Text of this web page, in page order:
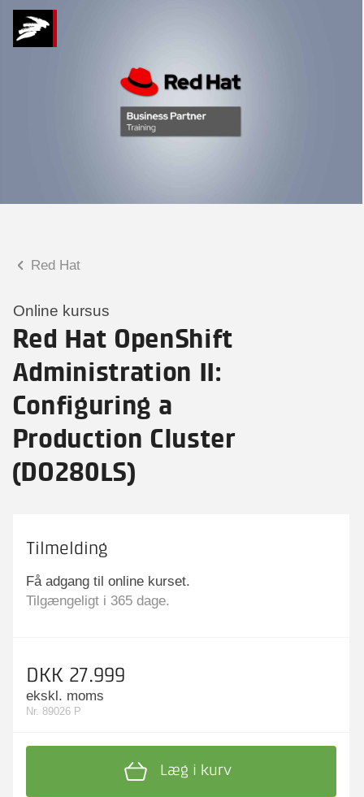
Red Hat
Online kursus
Red Hat OpenShift
Administration II:
Configuring a
Production Cluster
(DO280LS)
Tilmelding
Få adgang til online kurset.
Tilgængeligt i 365 dage.
DKK 27.999
ekskl. moms
Nr. 89026 P
Læg i kurv
Praktiske spørgsmål
dig med?